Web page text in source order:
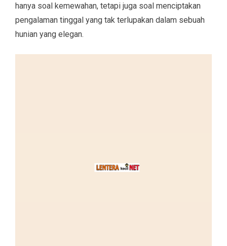
hanya soal kemewahan, tetapi juga soal menciptakan
pengalaman tinggal yang tak terlupakan dalam sebuah
hunian yang elegan.